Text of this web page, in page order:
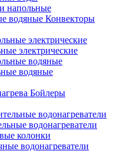
напольные
Конвекторы
электрические
водяные
Бойлеры
водонагреватели
колонки